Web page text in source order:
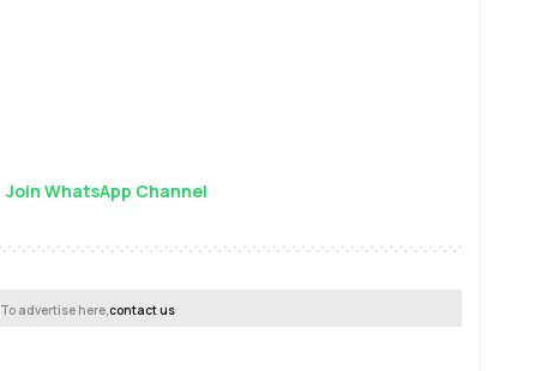
Join WhatsApp Channel
To advertise here,contact us